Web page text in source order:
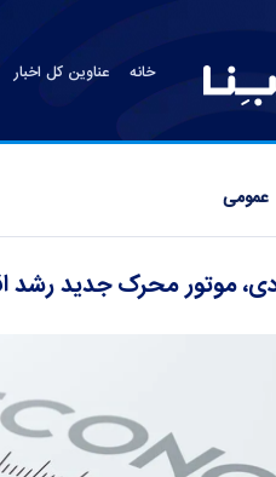
خانه عناوین کل اخبار
عمومی
موتور محرک جدید رشد